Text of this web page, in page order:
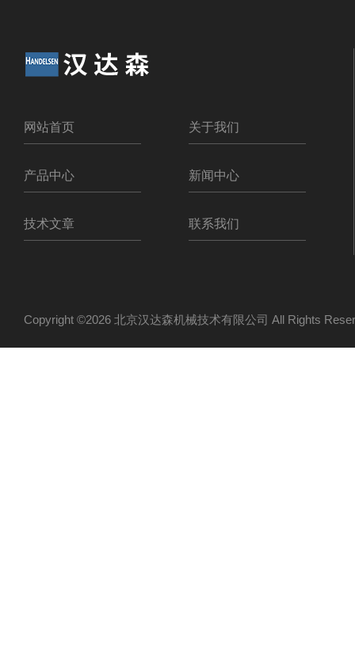
网站首页 关于我们
产品中心 新闻中心
技术文章 联系我们
Copyright ©2026 北京汉达森机械技术有限公司 All Rights